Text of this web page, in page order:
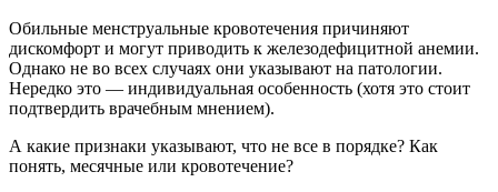
Обильные менструальные кровотечения причиняют
дискомфорт и могут приводить к железодефицитной анемии.
Однако не во всех случаях они указывают на патологии.
Нередко это — индивидуальная особенность (хотя это стоит
подтвердить врачебным мнением).
А какие признаки указывают, что не все в порядке? Как
понять, месячные или кровотечение?